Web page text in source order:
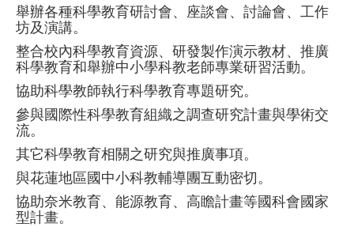
舉辦各種科學教育研討會、座談會、討論會、工作
坊及演講。
整合校內科學教育資源、研發製作演示教材、推廣
科學教育和舉辦中小學科教老師專業研習活動。
協助科學教師執行科學教育專題研究。
參與國際性科學教育組織之調查研究計畫與學術交
流。
其它科學教育相關之研究與推廣事項。
與花蓮地區國中小科教輔導團互動密切。
協助奈米教育、能源教育、高瞻計畫等國科會國家
型計畫。